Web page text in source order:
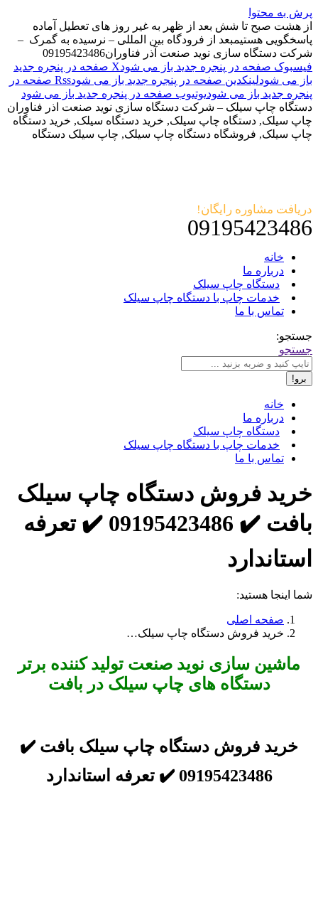
پرش به محتوا
از هشت صبح تا شش بعد از ظهر به غیر روز های تعطیل آماده
پاسخگویی هستیمبعد از فرودگاه بین المللی – نرسیده به گمرک –
شرکت دستگاه سازی نوید صنعت آذر فناوران09195423486
فیسبوک صفحه در پنجره جدید باز می شود
X صفحه در پنجره جدید
باز می شودلینکدین صفحه در پنجره جدید باز می شود
Rss صفحه در
پنجره جدید باز می شودیوتیوب صفحه در پنجره جدید باز می شود
دستگاه چاپ سیلک – شرکت دستگاه سازی نوید صنعت اذر فناوران
چاپ سیلک, دستگاه چاپ سیلک, خرید دستگاه سیلک, خرید دستگاه
چاپ سیلک, فروشگاه دستگاه چاپ سیلک, چاپ سیلک دستگاه
دریافت مشاوره رایگان!
09195423486
خانه
درباره ما
دستگاه چاپ سیلک
خدمات چاپ با دستگاه چاپ سیلک
تماس با ما
جستجو:
جستجو
خانه
درباره ما
دستگاه چاپ سیلک
خدمات چاپ با دستگاه چاپ سیلک
تماس با ما
خرید فروش دستگاه چاپ سیلک
بافت ✔️ 09195423486 ✔️ تعرفه
استاندارد
شما اینجا هستید:
صفحه اصلی
خرید فروش دستگاه چاپ سیلک…
ماشین سازی نوید صنعت تولید کننده برتر
دستگاه های چاپ سیلک در بافت
خرید فروش دستگاه چاپ سیلک بافت ✔️
09195423486 ✔️ تعرفه استاندارد